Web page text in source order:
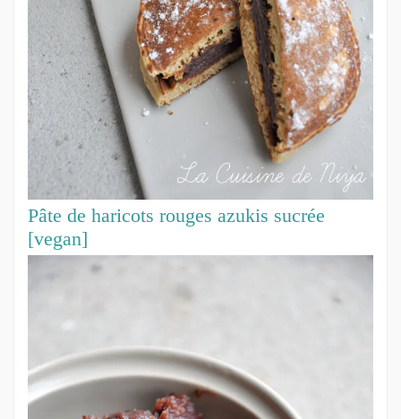
Pâte de haricots rouges azukis sucrée
[vegan]